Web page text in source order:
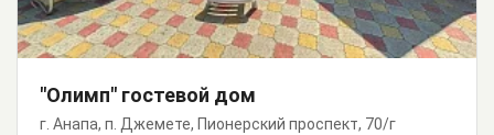
"Олимп" гостевой дом
г. Анапа, п. Джемете, Пионерский проспект, 70/г